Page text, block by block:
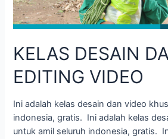
KELAS DESAIN
EDITING VIDEO
Ini adalah kelas desain dan video
indonesia, gratis. Ini adalah kelas
untuk amil seluruh indonesia, gratis.